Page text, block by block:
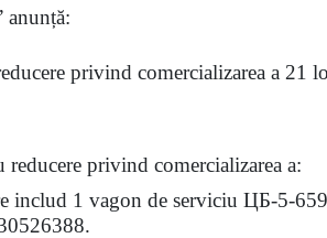
anunță:
privind comercializarea a 21
reducere privind comercializarea a:
includ 1 vagon de serviciu ЦБ-5-